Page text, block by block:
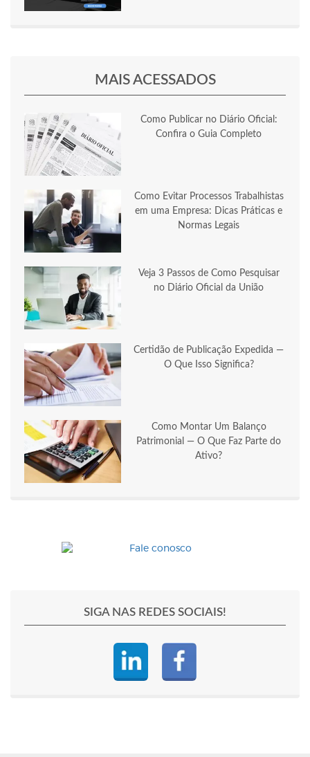
MAIS ACESSADOS
Como Publicar no Diário Oficial:
Confira o Guia Completo
Como Evitar Processos Trabalhistas
em uma Empresa: Dicas Práticas e
Normas Legais
Veja 3 Passos de Como Pesquisar
no Diário Oficial da União
Certidão de Publicação Expedida —
O Que Isso Significa?
Como Montar Um Balanço
Patrimonial — O Que Faz Parte do
Ativo?
SIGA NAS REDES SOCIAIS!